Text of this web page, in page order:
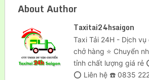
About Author
Taxitai24hsaigon
Taxi Tải 24H - Dịch
chở hàng ⭐ Chuyển
tỉnh chất lượng giá rẻ
⭕ Liên hệ ☎️ 0835